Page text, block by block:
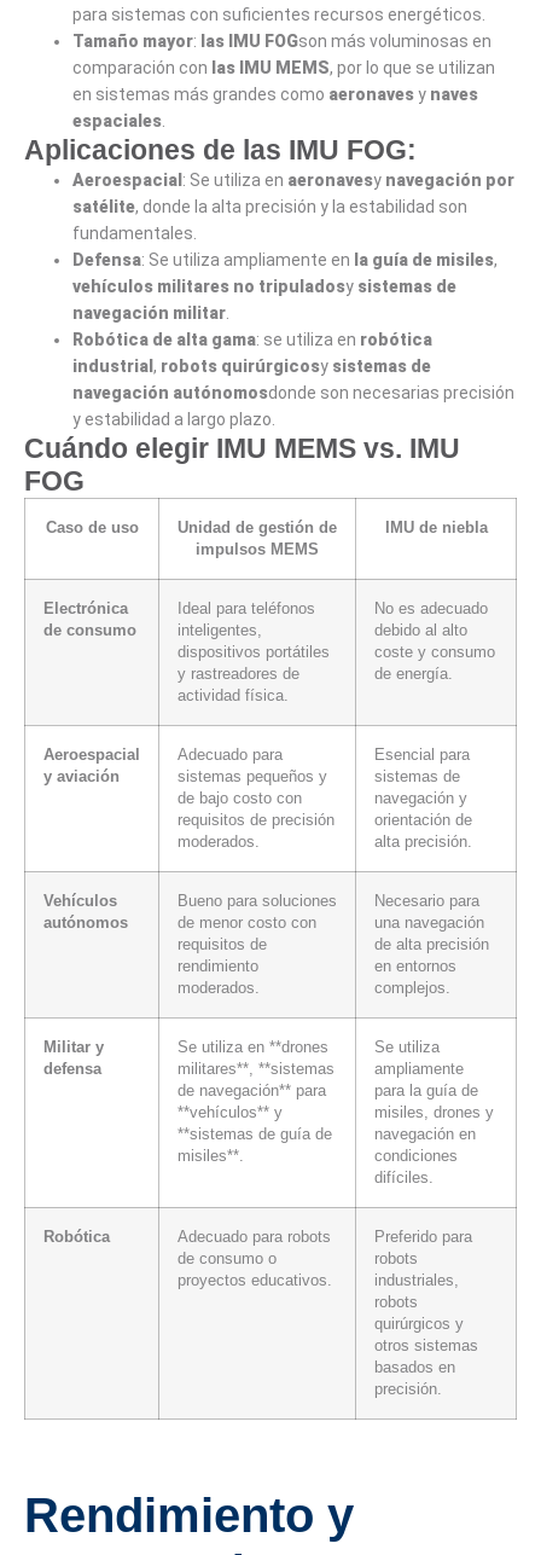
para sistemas con suficientes recursos energéticos.
Tamaño mayor: las IMU FOGson más voluminosas en
comparación con las IMU MEMS, por lo que se utilizan
en sistemas más grandes como aeronavesy naves
espaciales.
Aplicaciones de las IMU FOG:
Aeroespacial : Se utiliza en aeronavesy navegación por
satélite, donde la alta precisión y la estabilidad son
fundamentales.
Defensa: Se utiliza ampliamente en la guía de misiles,
vehículos militares no tripuladosy sistemas de
navegación militar.
Robótica de alta gama: se utiliza en robótica
industrial , robots quirúrgicosy sistemas de
navegación autónomosdonde son necesarias precisión
y estabilidad a largo plazo.
Cuándo elegir IMU MEMS vs. IMU
FOG
Caso de uso
Unidad de gestión de
impulsos MEMS
IMU de niebla
Electrónica
de consumo
Ideal para teléfonos
inteligentes,
dispositivos portátiles
y rastreadores de
actividad física.
No es adecuado
debido al alto
coste y consumo
de energía.
Aeroespacial
y aviación
Adecuado para
sistemas pequeños y
de bajo costo con
requisitos de precisión
moderados.
Esencial para
sistemas de
navegación y
orientación de
alta precisión.
Vehículos
autónomos
Bueno para soluciones
de menor costo con
requisitos de
rendimiento
moderados.
Necesario para
una navegación
de alta precisión
en entornos
complejos.
Militar y
defensa
Se utiliza en **drones
militares**, **sistemas
de navegación** para
**vehículos** y
**sistemas de guía de
misiles**.
Se utiliza
ampliamente
para la guía de
misiles, drones y
navegación en
condiciones
difíciles.
Robótica
Adecuado para robots
de consumo o
proyectos educativos.
Preferido para
robots
industriales,
robots
quirúrgicos y
otros sistemas
basados ​​en
precisión.
Rendimiento y